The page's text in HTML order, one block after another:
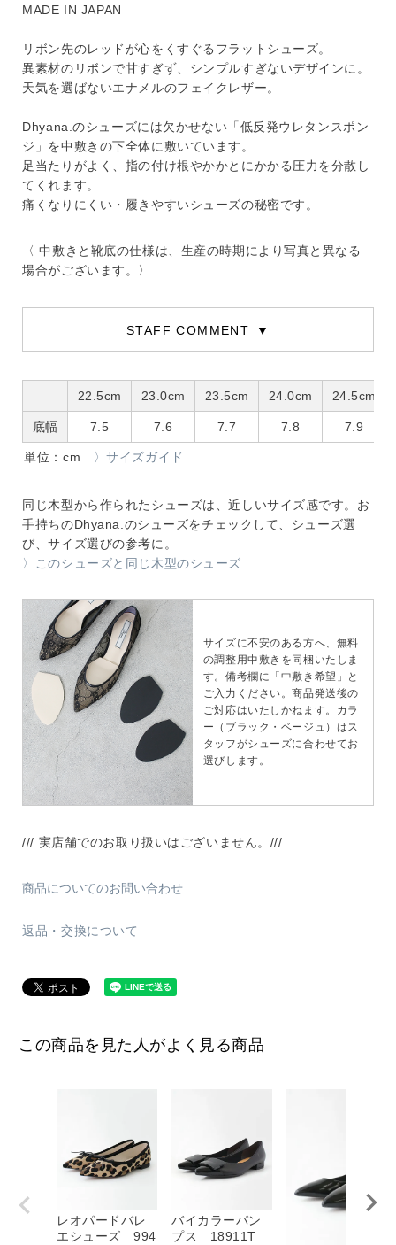
MADE IN JAPAN
リボン先のレッドが心をくすぐるフラットシューズ。
異素材のリボンで甘すぎず、シンプルすぎないデザインに。
天気を選ばないエナメルのフェイクレザー。
Dhyana.のシューズには欠かせない「低反発ウレタンスポン
ジ」を中敷きの下全体に敷いています。
足当たりがよく、指の付け根やかかとにかかる圧力を分散し
てくれます。
痛くなりにくい・履きやすいシューズの秘密です。
〈 中敷きと靴底の仕様は、生産の時期により写真と異なる
場合がございます。〉
STAFF COMMENT
22.5cm 23.0cm 23.5cm 24.0cm 24.5cm
底幅 7.5 7.6 7.7 7.8 7.9
単位：cm 〉サイズガイド
同じ木型から作られたシューズは、近しいサイズ感です。お
手持ちのDhyana.のシューズをチェックして、シューズ選
び、サイズ選びの参考に。
〉このシューズと同じ木型のシューズ
サイズに不安のある方へ、無料
の調整用中敷きを同梱いたしま
す。備考欄に「中敷き希望」と
ご入力ください。商品発送後の
ご対応はいたしかねます。カラ
ー（ブラック・ベージュ）はス
タッフがシューズに合わせてお
選びします。
/// 実店舗でのお取り扱いはございません。///
商品についてのお問い合わせ
返品・交換について
この商品を見た人がよく見る商品
レオパードバレ
エシューズ 994
バイカラーパン
プス 18911T